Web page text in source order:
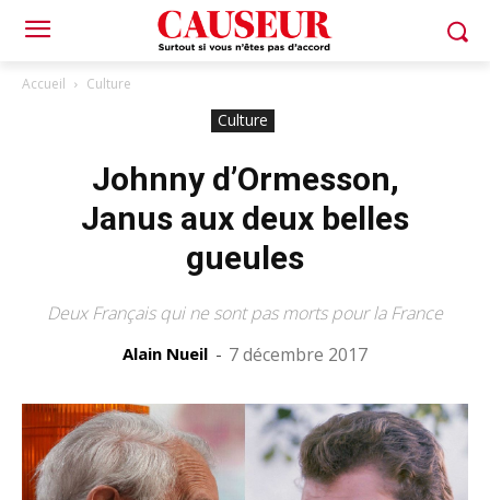
Accueil Culture
Culture
Johnny d’Ormesson,
Janus aux deux belles
gueules
Deux Français qui ne sont pas morts pour la France
Alain Nueil - 7 décembre 2017